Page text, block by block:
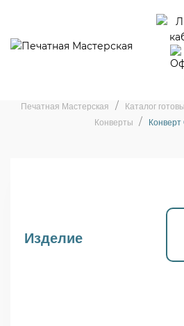
Штамп «Конверт
Печатная Мастерская
Каталог
Конверты
Изделие